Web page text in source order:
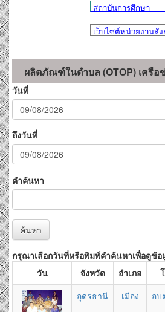
ผลิตภัณฑ์ในตำบล (OTOP) เครือ
วันที่
ถึงวันที่
คำค้นหา
ค้นหา
กรุณาเลือกวันที่หรือพิมพ์คำค้นหาเพื่อดูข้อ
วัน
จังหวัด อำเภอ
อุดรธานี
เมือง อบ